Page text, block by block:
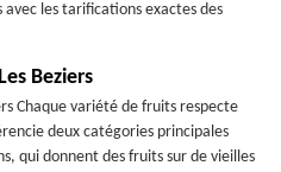
les tarifications exactes des
Beziers
Chaque variété de fruits respecte
deux catégories principales
qui donnent des fruits sur de vieilles